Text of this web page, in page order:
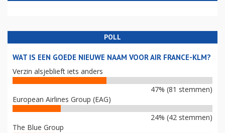
POLL
WAT IS EEN GOEDE NIEUWE NAAM VOOR AIR FRANCE-KLM?
Verzin alsjeblieft iets anders
47% (81 stemmen)
European Airlines Group (EAG)
24% (42 stemmen)
The Blue Group